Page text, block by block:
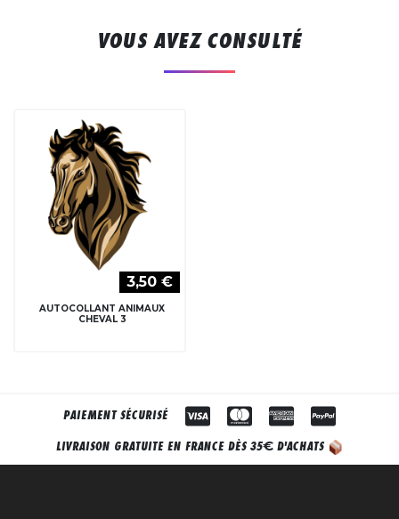
VOUS AVEZ CONSULTÉ
3,50 €
AUTOCOLLANT ANIMAUX
CHEVAL 3
PAIEMENT SÉCURISÉ
LIVRAISON GRATUITE EN FRANCE DÈS 35€ D'ACHATS